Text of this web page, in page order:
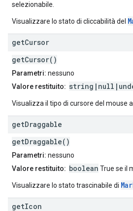
selezionabile.
Visualizzare lo stato di cliccabilità del
getCursor
getCursor()
Parametri: nessuno
Valore restituito:
Visualizza il tipo di cursore del mouse
getDraggable
getDraggable()
Parametri: nessuno
Valore restituito: boolean True se il
Visualizzare lo stato trascinabile di
getIcon